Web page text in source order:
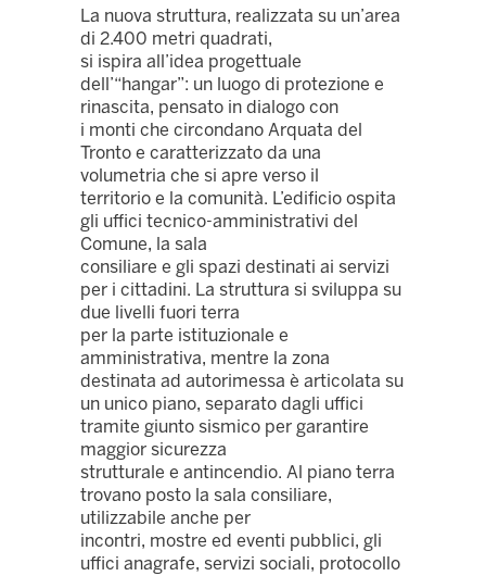
La nuova struttura, realizzata su un’area
di 2.400 metri quadrati,
si ispira all’idea progettuale
dell’“hangar”: un luogo di protezione e
rinascita, pensato in dialogo con
i monti che circondano Arquata del
Tronto e caratterizzato da una
volumetria che si apre verso il
territorio e la comunità. L’edificio ospita
gli uffici tecnico-amministrativi del
Comune, la sala
consiliare e gli spazi destinati ai servizi
per i cittadini. La struttura si sviluppa su
due livelli fuori terra
per la parte istituzionale e
amministrativa, mentre la zona
destinata ad autorimessa è articolata su
un unico piano, separato dagli uffici
tramite giunto sismico per garantire
maggior sicurezza
strutturale e antincendio. Al piano terra
trovano posto la sala consiliare,
utilizzabile anche per
incontri, mostre ed eventi pubblici, gli
uffici anagrafe, servizi sociali, protocollo